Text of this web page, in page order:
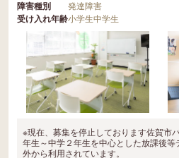
障害種別
発達障害
受け入れ年齢小学生中学生
※現在、募集を停止しております佐賀市
年生～中学２年生を中心とした放課後等
外から利用されています。